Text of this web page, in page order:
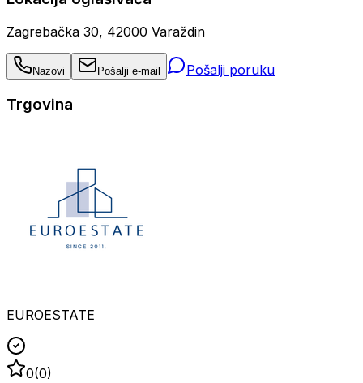
Zagrebačka 30, 42000 Varaždin
Nazovi Pošalji e-mail Pošalji poruku
Trgovina
EUROESTATE
0(0)